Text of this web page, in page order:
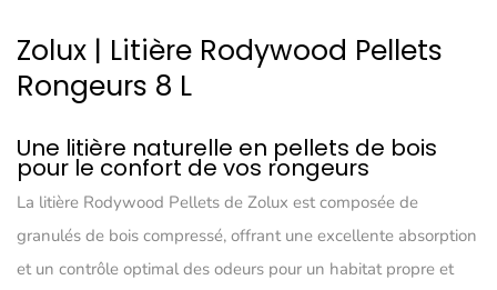
Zolux | Litière Rodywood Pellets
Rongeurs 8 L
Une litière naturelle en pellets de bois
pour le confort de vos rongeurs
La litière Rodywood Pellets de Zolux est composée de
granulés de bois compressé, offrant une excellente absorption
et un contrôle optimal des odeurs pour un habitat propre et